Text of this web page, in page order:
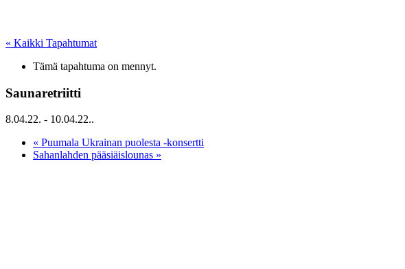
« Kaikki Tapahtumat
Tämä tapahtuma on mennyt.
Saunaretriitti
8.04.22. - 10.04.22..
« Puumala Ukrainan puolesta -konsertti
Sahanlahden pääsiäislounas »